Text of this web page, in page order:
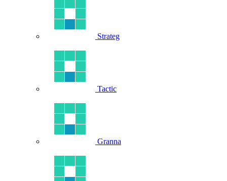
Strateg
Tactic
Granna